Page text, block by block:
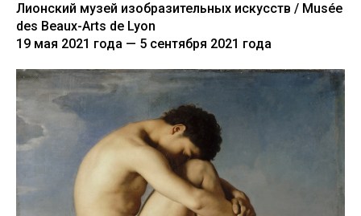
Лионский музей изобразительных искусств / Musée
des Beaux-Arts de Lyon
19 мая 2021 года — 5 сентября 2021 года